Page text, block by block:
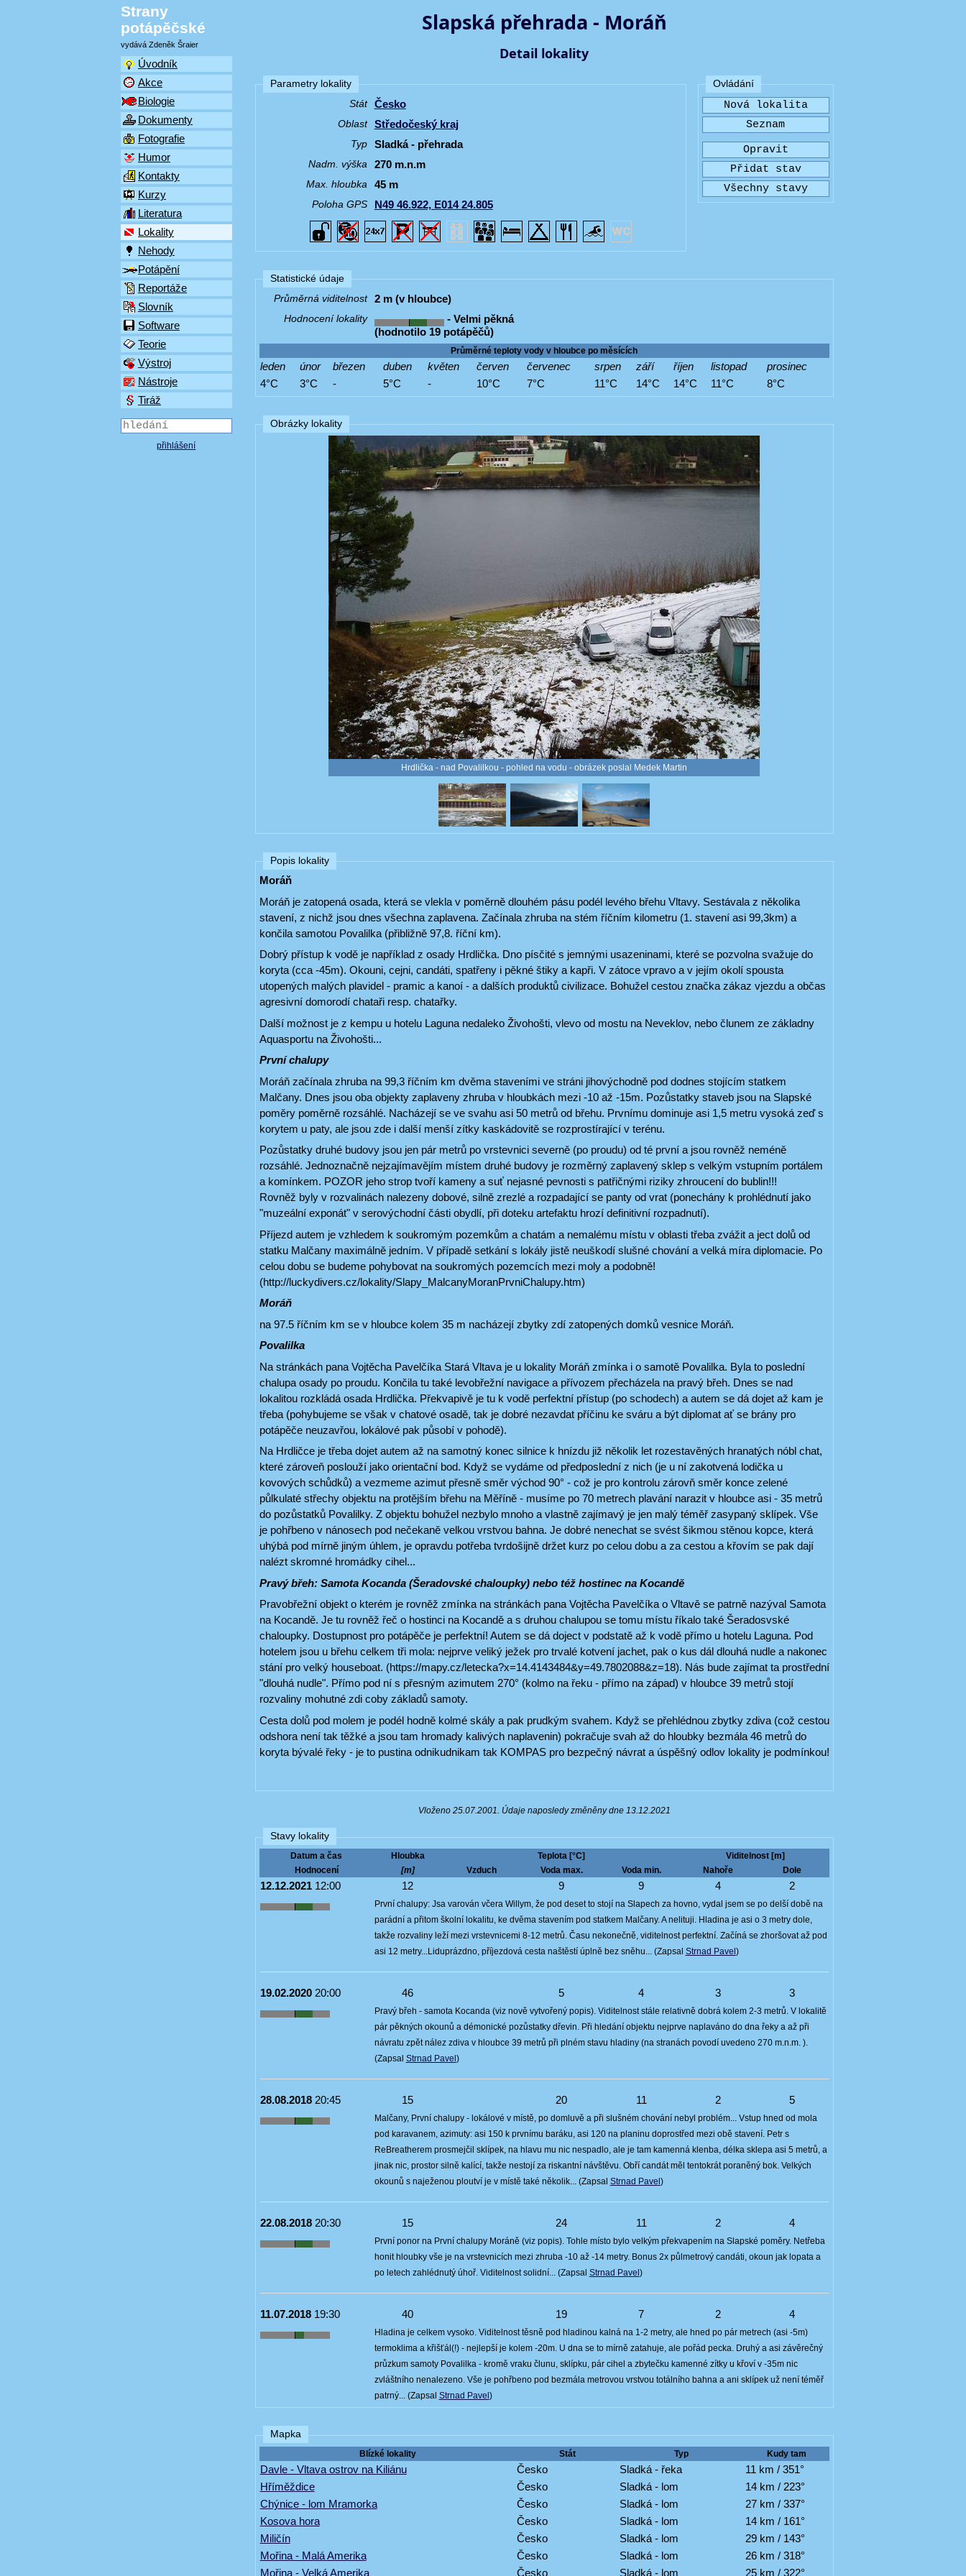
Strany
potápěčské
vydává Zdeněk Šraier
Úvodník
Akce
Biologie
Dokumenty
Fotografie
Humor
Kontakty
Kurzy
Literatura
Lokality
Nehody
Potápění
Reportáže
Slovník
Software
Teorie
Výstroj
Nástroje
Tiráž
přihlášení
Slapská přehrada - Moráň
Detail lokality
Ovládání
Parametry lokality
Stát
Česko
Oblast Středočeský kraj
Typ Sladká - přehrada
Nadm. výška 270 m.n.m
Max. hloubka 45 m
Poloha GPS N49 46.922, E014 24.805
Statistické údaje
Průměrná viditelnost
2 m (v hloubce)
Hodnocení lokality
- Velmi pěkná
(hodnotilo 19 potápěčů)
Průměrné teploty vody v hloubce po měsících
leden únor březen duben květen červen červenec srpen září říjen listopad
prosinec
4°C
3°C - 5°C - 10°C 7°C 11°C 14°C 14°C 11°C 8°C
Obrázky lokality
Hrdlička - nad Povalilkou - pohled na vodu - obrázek poslal Medek Martin
Popis lokality
Moráň
Moráň je zatopená osada, která se vlekla v poměrně dlouhém pásu podél levého břehu Vltavy. Sestávala z několika
stavení, z nichž jsou dnes všechna zaplavena. Začínala zhruba na stém říčním kilometru (1. stavení asi 99,3km) a
končila samotou Povalilka (přibližně 97,8. říční km).
Dobrý přístup k vodě je například z osady Hrdlička. Dno písčité s jemnými usazeninami, které se pozvolna svažuje do
koryta (cca -45m). Okouni, cejni, candáti, spatřeny i pěkné štiky a kapři. V zátoce vpravo a v jejím okolí spousta
utopených malých plavidel - pramic a kanoí - a dalších produktů civilizace. Bohužel cestou značka zákaz vjezdu a občas
agresivní domorodí chataři resp. chatařky.
Další možnost je z kempu u hotelu Laguna nedaleko Živohošti, vlevo od mostu na Neveklov, nebo člunem ze základny
Aquasportu na Živohošti...
První chalupy
Moráň začínala zhruba na 99,3 říčním km dvěma staveními ve stráni jihovýchodně pod dodnes stojícím statkem
Malčany. Dnes jsou oba objekty zaplaveny zhruba v hloubkách mezi -10 až -15m. Pozůstatky staveb jsou na Slapské
poměry poměrně rozsáhlé. Nacházejí se ve svahu asi 50 metrů od břehu. Prvnímu dominuje asi 1,5 metru vysoká zeď s
korytem u paty, ale jsou zde i další menší zítky kaskádovitě se rozprostírající v terénu.
Pozůstatky druhé budovy jsou jen pár metrů po vrstevnici severně (po proudu) od té první a jsou rovněž neméně
rozsáhlé. Jednoznačně nejzajímavějím místem druhé budovy je rozměrný zaplavený sklep s velkým vstupním portálem
a komínkem. POZOR jeho strop tvoří kameny a suť nejasné pevnosti s patřičnými riziky zhroucení do bublin!!!
Rovněž byly v rozvalinách nalezeny dobové, silně zrezlé a rozpadající se panty od vrat (ponechány k prohlédnutí jako
"muzeální exponát" v serovýchodní části obydlí, při doteku artefaktu hrozí definitivní rozpadnutí).
Příjezd autem je vzhledem k soukromým pozemkům a chatám a nemalému místu v oblasti třeba zvážit a ject dolů od
statku Malčany maximálně jedním. V případě setkání s lokály jistě neuškodí slušné chování a velká míra diplomacie. Po
celou dobu se budeme pohybovat na soukromých pozemcích mezi moly a podobně!
(http://luckydivers.cz/lokality/Slapy_MalcanyMoranPrvniChalupy.htm)
Moráň
na 97.5 říčním km se v hloubce kolem 35 m nacházejí zbytky zdí zatopených domků vesnice Moráň.
Povalilka
Na stránkách pana Vojtěcha Pavelčíka Stará Vltava je u lokality Moráň zmínka i o samotě Povalilka. Byla to poslední
chalupa osady po proudu. Končila tu také levobřežní navigace a přívozem přecházela na pravý břeh. Dnes se nad
lokalitou rozkládá osada Hrdlička. Překvapivě je tu k vodě perfektní přístup (po schodech) a autem se dá dojet až kam je
třeba (pohybujeme se však v chatové osadě, tak je dobré nezavdat příčinu ke sváru a být diplomat ať se brány pro
potápěče neuzavřou, lokálové pak působí v pohodě).
Na Hrdličce je třeba dojet autem až na samotný konec silnice k hnízdu již několik let rozestavěných hranatých nóbl chat,
které zároveň poslouží jako orientační bod. Když se vydáme od předposlední z nich (je u ní zakotvená lodička u
kovových schůdků) a vezmeme azimut přesně směr východ 90° - což je pro kontrolu zárovň směr konce zelené
půlkulaté střechy objektu na protějším břehu na Měříně - musíme po 70 metrech plavání narazit v hloubce asi - 35 metrů
do pozůstatků Povalilky. Z objektu bohužel nezbylo mnoho a vlastně zajímavý je jen malý téměř zasypaný sklípek. Vše
je pohřbeno v nánosech pod nečekaně velkou vrstvou bahna. Je dobré nenechat se svést šikmou stěnou kopce, která
uhýbá pod mírně jiným úhlem, je opravdu potřeba tvrdošijně držet kurz po celou dobu a za cestou a křovím se pak dají
nalézt skromné hromádky cihel...
Pravý břeh: Samota Kocanda (Šeradovské chaloupky) nebo též hostinec na Kocandě
Pravobřežní objekt o kterém je rovněž zmínka na stránkách pana Vojtěcha Pavelčíka o Vltavě se patrně nazýval Samota
na Kocandě. Je tu rovněž řeč o hostinci na Kocandě a s druhou chalupou se tomu místu říkalo také Šeradosvské
chaloupky. Dostupnost pro potápěče je perfektní! Autem se dá doject v podstatě až k vodě přímo u hotelu Laguna. Pod
hotelem jsou u břehu celkem tři mola: nejprve veliký ježek pro trvalé kotvení jachet, pak o kus dál dlouhá nudle a nakonec
stání pro velký houseboat. (https://mapy.cz/letecka?x=14.4143484&y=49.7802088&z=18). Nás bude zajímat ta prostřední
"dlouhá nudle". Přímo pod ní s přesným azimutem 270° (kolmo na řeku - přímo na západ) v hloubce 39 metrů stojí
rozvaliny mohutné zdi coby základů samoty.
Cesta dolů pod molem je podél hodně kolmé skály a pak prudkým svahem. Když se přehlédnou zbytky zdiva (což cestou
odshora není tak těžké a jsou tam hromady kalivých naplavenin) pokračuje svah až do hloubky bezmála 46 metrů do
koryta bývalé řeky - je to pustina odnikudnikam tak KOMPAS pro bezpečný návrat a úspěšný odlov lokality je podmínkou!
Vloženo 25.07.2001. Údaje naposledy změněny dne 13.12.2021
Stavy lokality
Datum a čas Hloubka Teplota [°C]
Viditelnost [m]
Hodnocení
[m] Vzduch Voda max. Voda min. Nahoře Dole
12.12.202112:00 12 9 9 4 2
První chalupy: Jsa varován včera Willym, že pod deset to stojí na Slapech za hovno, vydal jsem se po delší době na
parádní a přitom školní lokalitu, ke dvěma stavením pod statkem Malčany. A nelituji. Hladina je asi o 3 metry dole,
takže rozvaliny leží mezi vrstevnicemi 8-12 metrů. Času nekonečně, viditelnost perfektní. Začíná se zhoršovat až pod
asi 12 metry...Liduprázdno, příjezdová cesta naštěstí úplně bez sněhu... (Zapsal Strnad Pavel)
19.02.202020:00 46 5 4 3 3
Pravý břeh - samota Kocanda (viz nově vytvořený popis). Viditelnost stále relativně dobrá kolem 2-3 metrů. V lokalitě
pár pěkných okounů a démonické pozůstatky dřevin. Při hledání objektu nejprve naplaváno do dna řeky a až při
návratu zpět nález zdiva v hloubce 39 metrů při plném stavu hladiny (na stranách povodí uvedeno 270 m.n.m. ).
(Zapsal Strnad Pavel)
28.08.201820:45 15 20 11 2 5
Malčany, První chalupy - lokálové v místě, po domluvě a při slušném chování nebyl problém... Vstup hned od mola
pod karavanem, azimuty: asi 150 k prvnímu baráku, asi 120 na planinu doprostřed mezi obě stavení. Petr s
ReBreatherem prosmejčil sklípek, na hlavu mu nic nespadlo, ale je tam kamenná klenba, délka sklepa asi 5 metrů, a
jinak nic, prostor silně kalící, takže nestojí za riskantní návštěvu. Obří candát měl tentokrát poraněný bok. Velkých
okounů s naježenou ploutví je v místě také několik... (Zapsal Strnad Pavel)
22.08.201820:30 15 24 11 2 4
První ponor na První chalupy Moráně (viz popis). Tohle místo bylo velkým překvapením na Slapské poměry. Netřeba
honit hloubky vše je na vrstevnicích mezi zhruba -10 až -14 metry. Bonus 2x půlmetrový candáti, okoun jak lopata a
po letech zahlédnutý úhoř. Viditelnost solidní... (Zapsal Strnad Pavel)
11.07.201819:30 40 19 7 2 4
Hladina je celkem vysoko. Viditelnost těsně pod hladinou kalná na 1-2 metry, ale hned po pár metrech (asi -5m)
termoklima a křišťál(!) - nejlepší je kolem -20m. U dna se to mírně zatahuje, ale pořád pecka. Druhý a asi závěrečný
průzkum samoty Povalilka - kromě vraku člunu, sklípku, pár cihel a zbytečku kamenné zítky u křoví v -35m nic
zvláštního nenalezeno. Vše je pohřbeno pod bezmála metrovou vrstvou totálního bahna a ani sklípek už není téměř
patrný... (Zapsal Strnad Pavel)
Mapka
Blízké lokality Stát Typ Kudy tam
Davle - Vltava ostrov na Kiliánu Česko Sladká - řeka
11 km / 351°
Hříměždice
Česko Sladká - lom
14 km / 223°
Chýnice - lom Mramorka
Česko Sladká - lom
27 km / 337°
Kosova hora
Česko Sladká - lom
14 km / 161°
Miličín
Česko Sladká - lom
29 km / 143°
Mořina - Malá Amerika
Česko Sladká - lom
26 km / 318°
Mořina - Velká Amerika
Česko Sladká - lom 25 km / 322°